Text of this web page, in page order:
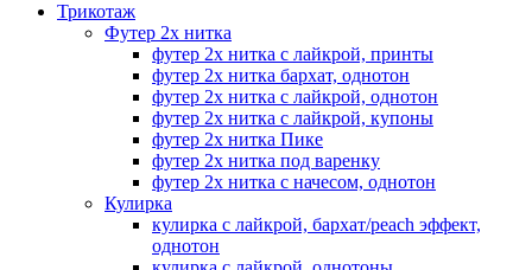
Трикотаж
Футер 2х нитка
футер 2х нитка с лайкрой, принты
футер 2х нитка бархат, однотон
футер 2х нитка с лайкрой, однотон
футер 2х нитка с лайкрой, купоны
футер 2х нитка Пике
футер 2х нитка под варенку
футер 2х нитка с начесом, однотон
Кулирка
кулирка с лайкрой, бархат/peach эффект,
однотон